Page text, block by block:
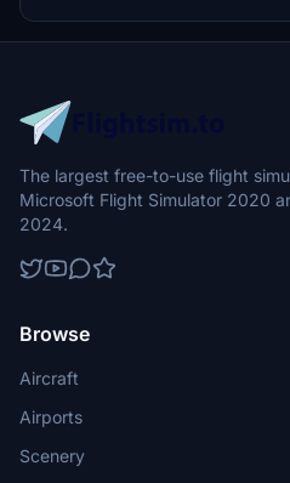
The largest free-to-use flight
Microsoft Flight Simulator 2020
2024.
Browse
Aircraft
Airports
Scenery